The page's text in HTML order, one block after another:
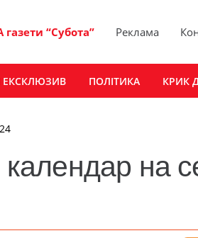
“Субота” Реклама
ЕКСКЛЮЗИВ ПОЛІТИКА КРИК
календар на